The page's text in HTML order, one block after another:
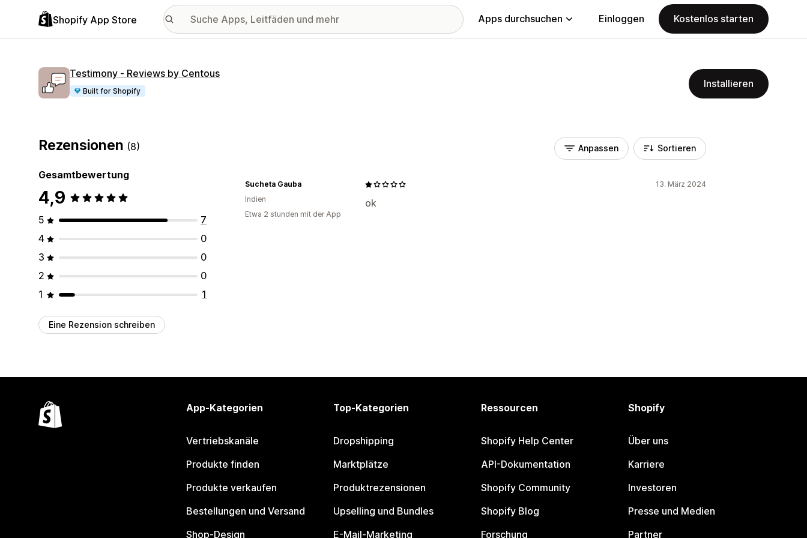
Shopify App Store Apps durchsuchen Einloggen Kostenlos starten
Testimony ‑ Reviews by Centous
Built for Shopify
Installieren
Rezensionen (8)
Gesamtbewertung
4,9
5
7
4
0
3
0
2
0
1
1
Eine Rezension schreiben
Anpassen Sortieren
13. März 2024
ok
Sucheta Gauba
Indien
Etwa 2 stunden mit der App
App-Kategorien
Vertriebskanäle
Produkte finden
Produkte verkaufen
Bestellungen und Versand
Shop-Design
Top-Kategorien
Dropshipping
Marktplätze
Produktrezensionen
Upselling und Bundles
E-Mail-Marketing
Ressourcen
Shopify Help Center
API-Dokumentation
Shopify Community
Shopify Blog
Forschung
Shopify
Über uns
Karriere
Investoren
Presse und Medien
Partner